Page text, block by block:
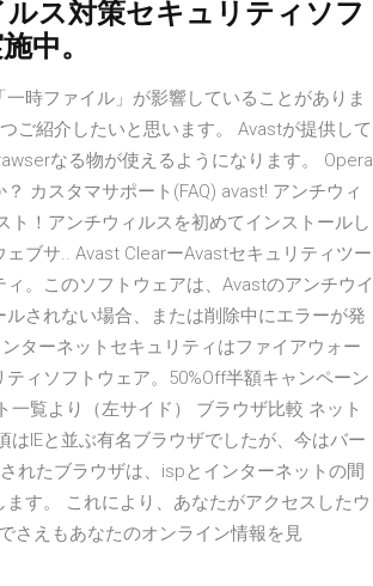
ス対策セキュリティソフ
中。
時ファイル」が影響していることがありま
ご紹介したいと思います。 Avastが提供して
なる物が使えるようになります。 Opera
カスタマサポート(FAQ) avast! アンチウィ
！アンチウィルスを初めてインストールし
ブサ.. Avast ClearーAvastセキュリティツー
。このソフトウェアは、Avastのアンチウイ
されない場合、または削除中にエラーが発
ターネットセキュリティはファイアウォー
ィソフトウェア。50%Off半額キャンペーン
覧より（左サイド） ブラウザ比較 ネット
IEと並ぶ有名ブラウザでしたが、今はバー
れたブラウザは、ispとインターネットの間
す。 これにより、あなたがアクセスしたウ
さえもあなたのオンライン情報を見